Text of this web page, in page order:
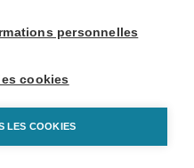
personnelles
cookies
LES COOKIES